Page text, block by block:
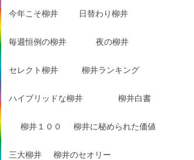
今年こそ柳井 日替わり柳井
毎週恒例の柳井 夜の柳井
セレクト柳井 柳井ランキング
ハイブリッドな柳井 柳井白書
柳井１００ 柳井に秘められた価値
三大柳井 柳井のセオリー